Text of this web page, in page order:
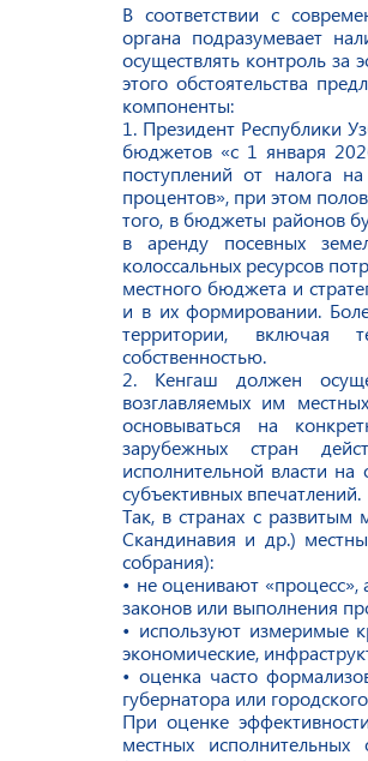
В соответствии с
органа подразумевает
осуществлять контроль за
этого обстоятельства
компоненты:
1. Президент Республики
бюджетов «с 1 января
поступлений от налога
процентов», при этом
того, в бюджеты районов
в аренду посевных
колоссальных ресурсов
местного бюджета и
и в их формировании.
территории, включая
собственностью.
2. Кенгаш должен
возглавляемых им
основываться на
зарубежных стран
исполнительной власти
субъективных впечатлений.
Так, в странах с
Скандинавия и др.)
собрания):
• не оценивают «процесс»,
законов или выполнения
• используют измеримые
экономические,
• оценка часто
губернатора или
При оценке
местных